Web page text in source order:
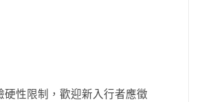
硬性限制，歡迎新入行者應徵